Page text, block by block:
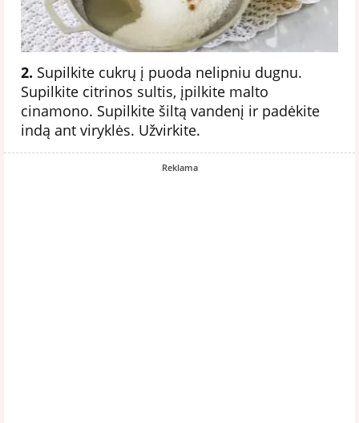
2. Supilkite cukrų į puoda nelipniu dugnu.
Supilkite citrinos sultis, įpilkite malto
cinamono. Supilkite šiltą vandenį ir padėkite
indą ant viryklės. Užvirkite.
Reklama